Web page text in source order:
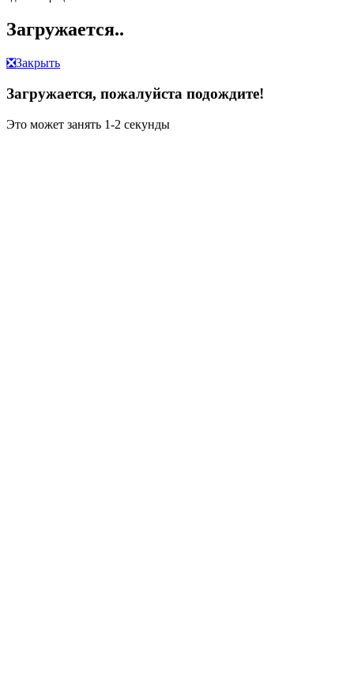
Загружается..
❎Закрыть
Загружается, пожалуйста подождите!
Это может занять 1-2 секунды